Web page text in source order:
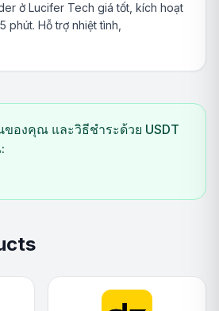
ở Lucifer Tech giá tốt, kích hoạt
phút. Hỗ trợ nhiệt tình,
ของคุณ และวิธีชำระด้วย USDT